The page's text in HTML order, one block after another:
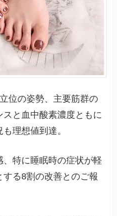
位の姿勢、主要筋群の
と血中酸素濃度ともに
理想値到達。
、特に睡眠時の症状が軽
る8割の改善とのご報